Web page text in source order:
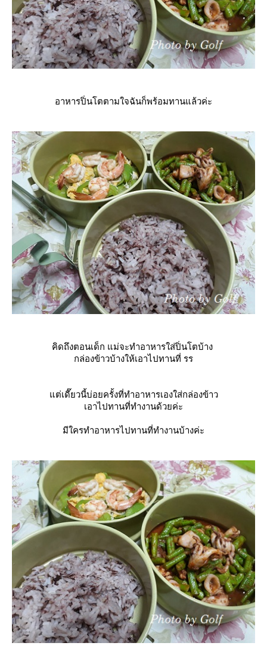
อาหารปิ่นโตตามใจฉันก็พร้อมทานแล้วค่ะ
คิดถึงตอนเด็ก แม่จะทำอาหารใส่ปิ่นโตบ้าง
กล่องข้าวบ้างให้เอาไปทานที่ รร
ต่เดี๊ยวนี้บ่อยครั้งที่ทำอาหารเองใส่กล่องข้าว
เอาไปทานที่ทำงานด้วยค่ะ
มีใครทำอาหารไปทานที่ทำงานบ้างค่ะ